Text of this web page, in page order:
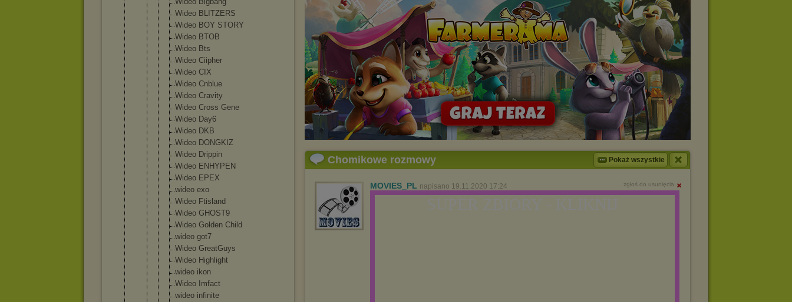
Wideo BLITZERS
Wideo BOY STORY
Wideo BTOB
Wideo Bts
Wideo Ciipher
Wideo CIX
Wideo Cnblue
Wideo Cravity
Wideo Cross Gene
Wideo Day6
Wideo DKB
Wideo DONGK IZ
Wideo Drippin
Wideo ENHYP EN
Wideo EPEX
wideo exo
Wideo Ftisl and
Wideo GHOST9
Wideo Golden Child
wideo got7
Wideo GreatGuys
Wideo Highl ight
wideo ikon
Wideo Imfact
wideo infinite
Chomikowe rozmowy Pokaż wszystkie
MOVIES_PL napisano 19.11.2020 17:24 zgłoś do usunięcia